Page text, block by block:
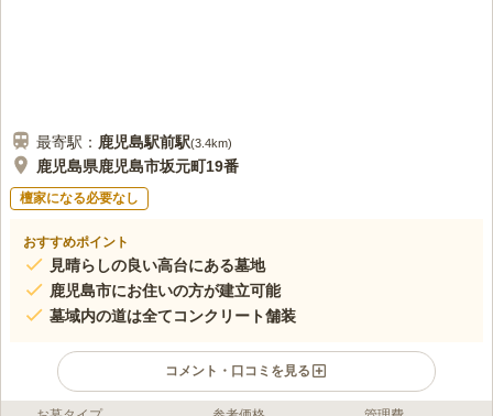
最寄駅： 鹿児島駅前駅(3.4km)
鹿児島県鹿児島市坂元町19番
檀家になる必要なし
おすすめポイント
見晴らしの良い高台にある墓地
鹿児島市にお住いの方が建立可能
墓域内の道は全てコンクリート舗装
コメント・口コミを見る